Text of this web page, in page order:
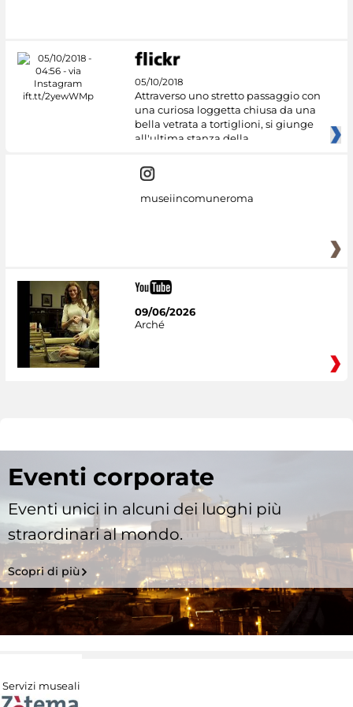
05/10/2018
Attraverso uno stretto passaggio con
una curiosa loggetta chiusa da una
bella vetrata a tortiglioni, si giunge
all'ultima stanza della
museiincomuneroma
09/06/2026
Arché
Eventi corporate
Eventi unici in alcuni dei luoghi più
straordinari al mondo.
Scopri di più
Servizi museali